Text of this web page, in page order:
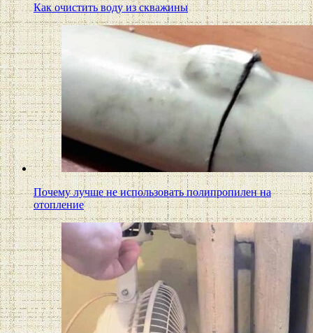
Как очистить воду из скважины
Почему лучше не использовать полипропилен на
отопление